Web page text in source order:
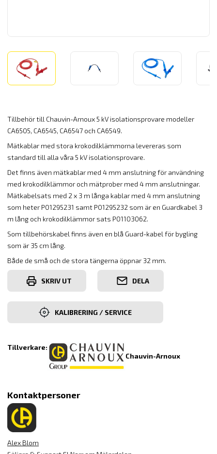
Tillbehör till Chauvin-Arnoux 5 kV isolationsprovare modeller
CA6505, CA6545, CA6547 och CA6549.
Mätkablar med stora krokodilklämmorna levereras som
standard till alla våra 5 kV isolationsprovare.
Det finns även mätkablar med 4 mm anslutning för användning
med krokodilklämmor och mätprober med 4 mm anslutningar.
Mätkabelsats med 2 x 3 m långa kablar med 4 mm anslutning
som heter P01295231 samt P01295232 som är en Guardkabel 3
m lång och krokodilklämmor sats P01103062.
Som tillbehörskabel finns även en blå Guard-kabel för bygling
som är 35 cm lång.
Både de små och de stora tängerna öppnar 32 mm.
SKRIV UT DELA
KALIBRERING / SERVICE
Tillverkare:
Chauvin-Arnoux
Kontaktpersoner
Alex Blom